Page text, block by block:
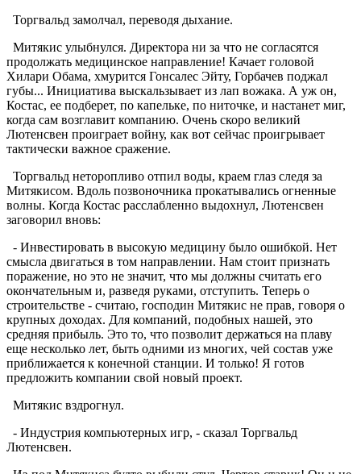
Торгвальд замолчал, переводя дыхание.
Митякис улыбнулся. Директора ни за что не согласятся
продолжать медицинское направление! Качает головой
Хилари Обама, хмурится Гонсалес Эйту, Горбачев поджал
губы... Инициатива выскальзывает из лап вожака. А уж он,
Костас, ее подберет, по капельке, по ниточке, и настанет миг,
когда сам возглавит компанию. Очень скоро великий
Лютенсвен проиграет войну, как вот сейчас проигрывает
тактически важное сражение.
Торгвальд неторопливо отпил воды, краем глаз следя за
Митякисом. Вдоль позвоночника прокатывались огненные
волны. Когда Костас расслабленно выдохнул, Лютенсвен
заговорил вновь:
- Инвестировать в высокую медицину было ошибкой. Нет
смысла двигаться в том направлении. Нам стоит признать
поражение, но это не значит, что мы должны считать его
окончательным и, разведя руками, отступить. Теперь о
строительстве - считаю, господин Митякис не прав, говоря о
крупных доходах. Для компаний, подобных нашей, это
средняя прибыль. Это то, что позволит держаться на плаву
еще несколько лет, быть одними из многих, чей состав уже
приближается к конечной станции. И только! Я готов
предложить компании свой новый проект.
Митякис вздрогнул.
- Индустрия компьютерных игр, - сказал Торгвальд
Лютенсвен.